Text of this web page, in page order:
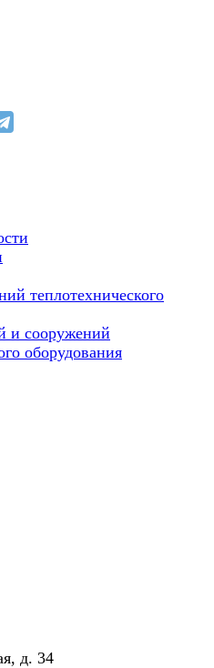
теплотехнического
и сооружений
оборудования
д. 34